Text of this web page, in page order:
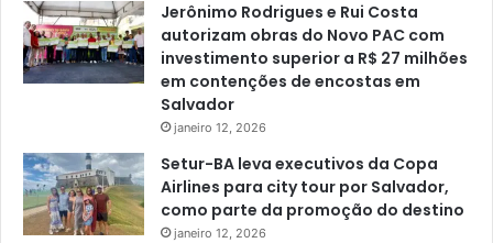
Jerônimo Rodrigues e Rui Costa
autorizam obras do Novo PAC com
investimento superior a R$ 27 milhões
em contenções de encostas em
Salvador
janeiro 12, 2026
Setur-BA leva executivos da Copa
Airlines para city tour por Salvador,
como parte da promoção do destino
janeiro 12, 2026